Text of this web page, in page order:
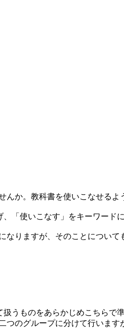
か。教科書を使いこなせるよ
「使いこなす」をキーワード
りますが、そのことについて
ものをあらかじめこちらで
のグループに分けて行います